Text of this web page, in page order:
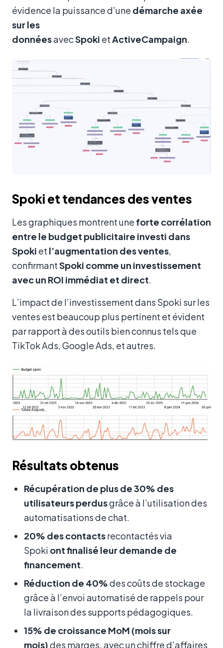
évidence la puissance d’une démarche axée
sur les
donnéesavecSpoki etActiveCampaign.
Spoki et tendances des ventes
Les graphiques montrent une forte corrélation
entre le budget publicitaire investi dans
Spoki et l’augmentation des ventes
confirmantSpoki comme un investissement
avec un ROI immédiat et direct
L’impact de l’investissement dans Spoki sur les
ventes est beaucoup plus pertinent et évident
par rapport à des outils bien connus tels que
TikTok Ads, Google Ads, et autres.
Résultats obtenus
Récupération de plus de 30% des
utilisateurs perdusgrâce à l’utilisation des
automatisations de chat.
20% des contactsrecontactés via
Spoki ont finalisé leur demande de
financement.
Réduction de 40%des coûts de stockage
grâce à l’envoi automatisé de rappels pour
la livraison des supports pédagogiques.
15% de croissance MoM (mois sur
mois)des marges, avec un chiffre d’affaires